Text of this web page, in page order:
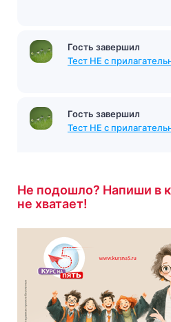
Гость завершил
Тест НЕ с
Гость завершил
Тест НЕ с
Не подошло? Напиши в
не хватает!